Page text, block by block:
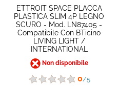
ETTROIT SPACE PLACCA
PLASTICA SLIM 4P LEGNO
SCURO - Mod. LN87405 -
Compatibile Con BTicino
LIVING LIGHT /
INTERNATIONAL
Non disponibile
0/5